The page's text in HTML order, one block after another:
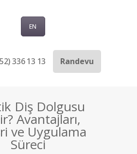
EN
336 13 13 Randevu
Diş Dolgusu
Avantajları,
ve Uygulama
Süreci
TURIZMI